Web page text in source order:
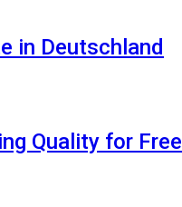
in Deutschland
Quality for Free